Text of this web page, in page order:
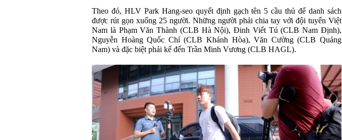
Theo đó, HLV Park Hang-seo quyết định gạch tên 5 cầu thủ để danh sách
được rút gọn xuống 25 người. Những người phải chia tay với đội tuyển Việt
Nam là Phạm Văn Thành (CLB Hà Nội), Đinh Viết Tú (CLB Nam Định),
Nguyễn Hoàng Quốc Chí (CLB Khánh Hòa), Văn Cường (CLB Quảng
Nam) và đặc biệt phải kể đến Trần Minh Vương (CLB HAGL).